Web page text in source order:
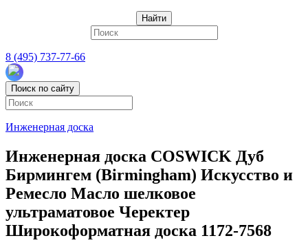
Найти
8 (495) 737-77-66
Поиск по сайту
Инженерная доска
Инженерная доска COSWICK Дуб
Бирмингем (Birmingham) Искусство и
Ремесло Масло шелковое
ультраматовое Черектер
Широкоформатная доска 1172-7568